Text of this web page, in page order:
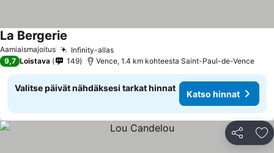
Aamiaismajoitus Infinity-allasKatso hinnat
La Bergerie
9,7 Loistava 149 Vence, 1.4 km kohteesta Saint-Paul-de-Vence
Valitse päivät nähdäksesi tarkat hinnat
Katso hinnat
Jaa